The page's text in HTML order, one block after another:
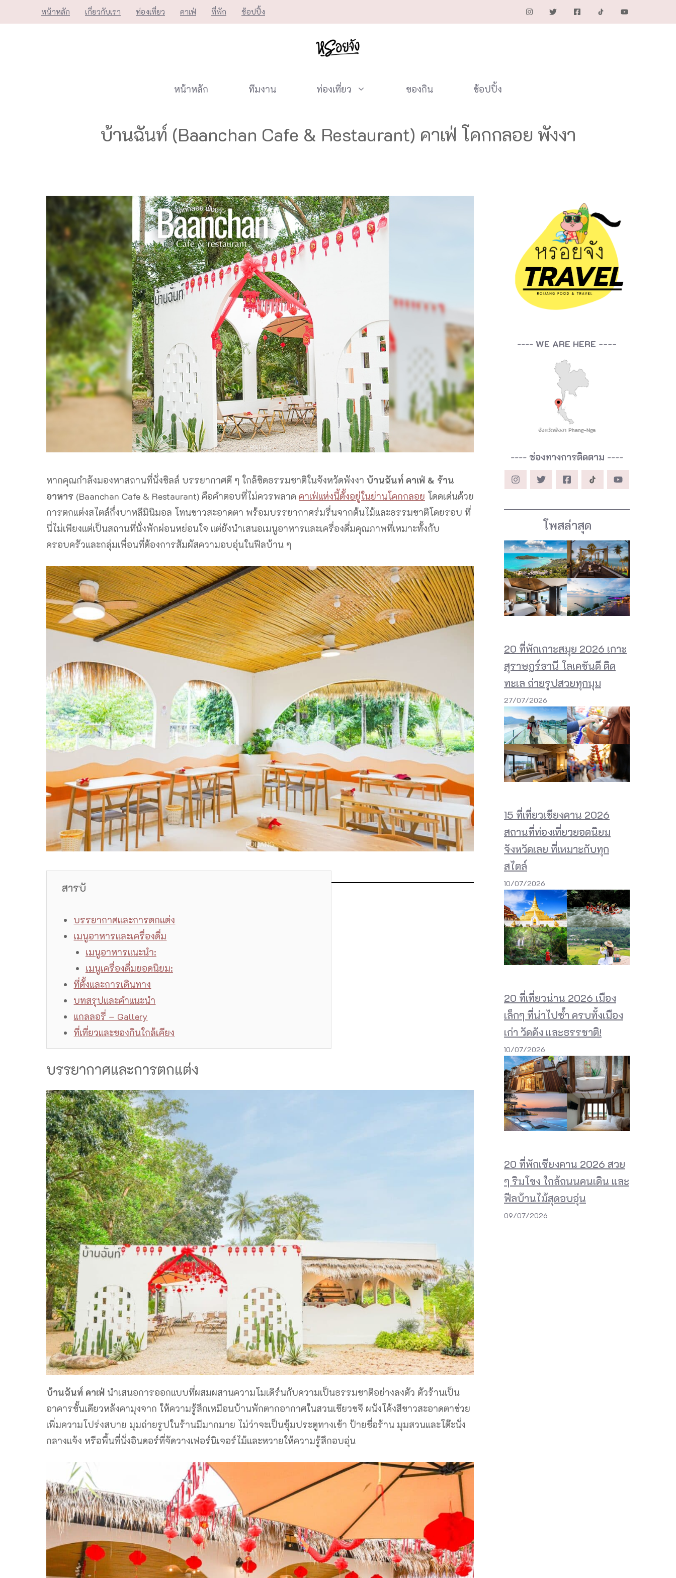
to
หน้าหลัก เกี่ยวกับเรา ท่องเที่ยว คาเฟ่ ที่พัก ช้อปปิ้ง
หน้าหลัก ทีมงาน ท่องเที่ยว ของกิน ช้อปปิ้ง
บ้านฉันท์ (Baanchan Cafe & Restaurant) คาเฟ่ โคกกลอย พังงา
หากคุณกำลังมองหาสถานที่นั่งชิลล์ บรรยากาศดี ๆ ใกล้ชิดธรรมชาติในจังหวัดพังงา บ้านฉันท์ คาเฟ่ & ร้าน
อาหาร (Baanchan Cafe & Restaurant) คือคำตอบที่ไม่ควรพลาด คาเฟ่แห่งนี้ตั้งอยู่ในย่านโคกกลอย โดดเด่นด้วย
การตกแต่งสไตล์กึ่งบาหลีมินิมอล โทนขาวสะอาดตา พร้อมบรรยากาศร่มรื่นจากต้นไม้และธรรมชาติโดยรอบ ที่
นี่ไม่เพียงแต่เป็นสถานที่นั่งพักผ่อนหย่อนใจ แต่ยังนำเสนอเมนูอาหารและเครื่องดื่มคุณภาพที่เหมาะทั้งกับ
ครอบครัวและกลุ่มเพื่อนที่ต้องการสัมผัสความอบอุ่นในฟีลบ้าน ๆ
สารบั
บรรยากาศและการตกแต่ง
เมนูอาหารและเครื่องดื่ม
เมนูอาหารแนะนำ:
เมนูเครื่องดื่มยอดนิยม:
ที่ตั้งและการเดินทาง
บทสรุปและคำแนะนำ
แกลลอรี่ – Gallery
ที่เที่ยวและของกินใกล้เคียง
บรรยากาศและการตกแต่ง
บ้านฉันท์ คาเฟ่ นำเสนอการออกแบบที่ผสมผสานความโมเดิร์นกับความเป็นธรรมชาติอย่างลงตัว ตัวร้านเป็น
อาคารชั้นเดียวหลังคามุงจาก ให้ความรู้สึกเหมือนบ้านพักตากอากาศในสวนเขียวขจี ผนังโค้งสีขาวสะอาดตาช่วย
เพิ่มความโปร่งสบาย มุมถ่ายรูปในร้านมีมากมาย ไม่ว่าจะเป็นซุ้มประตูทางเข้า ป้ายชื่อร้าน มุมสวนและโต๊ะนั่ง
กลางแจ้ง หรือพื้นที่นั่งอินดอร์ที่จัดวางเฟอร์นิเจอร์ไม้และหวายให้ความรู้สึกอบอุ่น
---- WE ARE HERE ----
---- ช่องทางการติดตาม ----
โพสล่าสุด
20 ที่พักเกาะสมุย 2026 เกาะ
สุราษฎร์ธานี โลเคชันดี ติด
ทะเล ถ่ายรูปสวยทุกมุม
27/07/2026
15 ที่เที่ยวเชียงคาน 2026
สถานที่ท่องเที่ยวยอดนิยม
จังหวัดเลย ที่เหมาะกับทุก
สไตล์
10/07/2026
20 ที่เที่ยวน่าน 2026 เมือง
เล็กๆ ที่น่าไปซ้ำ ครบทั้งเมือง
เก่า วัดดัง และธรรชาติ!
10/07/2026
20 ที่พักเชียงคาน 2026 สวย
ๆ ริมโขง ใกล้ถนนคนเดิน และ
ฟีลบ้านไม้สุดอบอุ่น
09/07/2026